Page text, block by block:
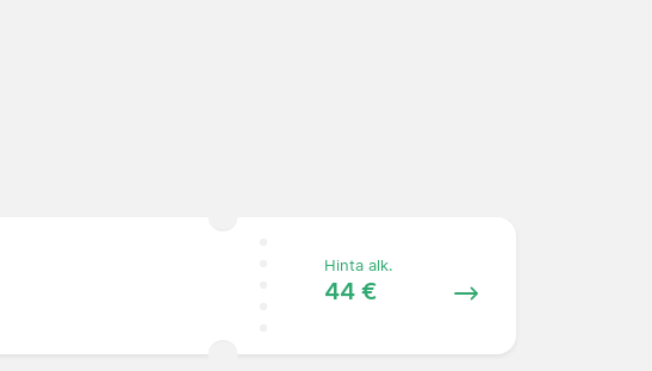
Hinta alk.
44 €